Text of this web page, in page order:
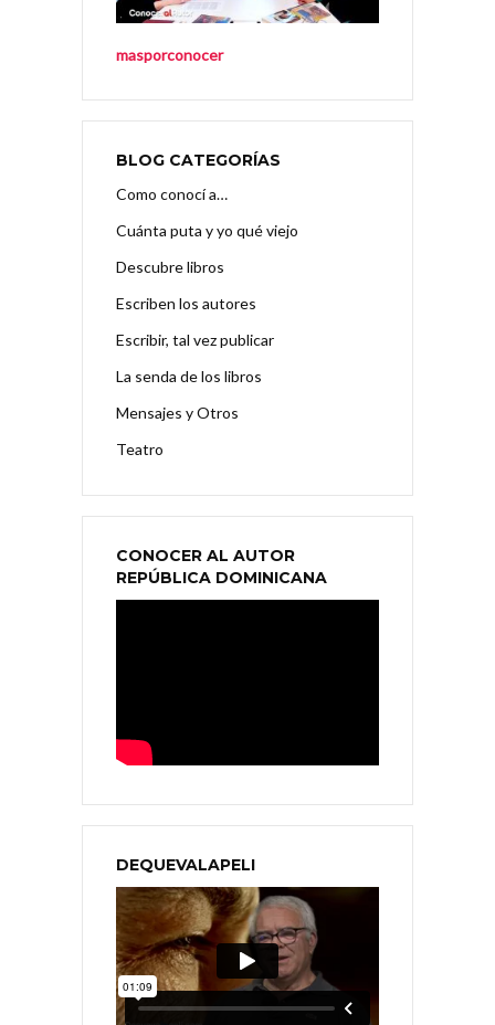
masporconocer
BLOG CATEGORÍAS
Como conocí a…
Cuánta puta y yo qué viejo
Descubre libros
Escriben los autores
Escribir, tal vez publicar
La senda de los libros
Mensajes y Otros
Teatro
CONOCER AL AUTOR
REPÚBLICA DOMINICANA
DEQUEVALAPELI